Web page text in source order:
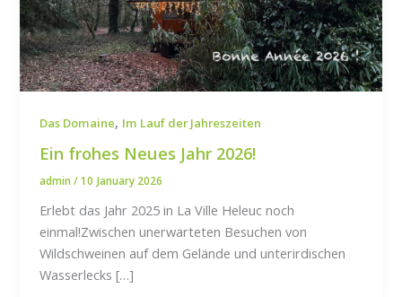
Das Domaine, Im Lauf der Jahreszeiten
Ein frohes Neues Jahr 2026!
admin/10 January 2026
Erlebt das Jahr 2025 in La Ville Heleuc noch
einmal!Zwischen unerwarteten Besuchen von
Wildschweinen auf dem Gelände und unterirdischen
Wasserlecks […]